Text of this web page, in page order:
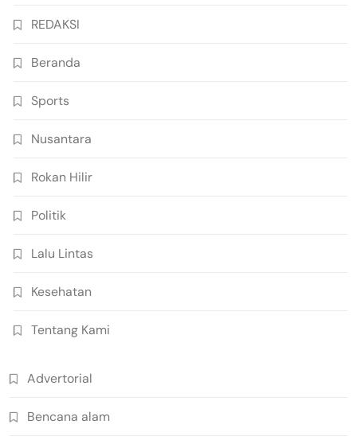
REDAKSI
Beranda
Sports
Nusantara
Rokan Hilir
Politik
Lalu Lintas
Kesehatan
Tentang Kami
Advertorial
Bencana alam